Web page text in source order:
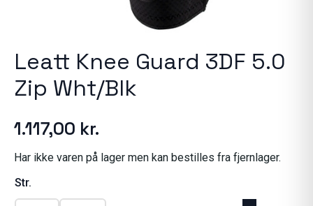
Leatt Knee Guard 3DF 5.0
Zip Wht/Blk
1.117,00 kr.
Har ikke varen på lager men kan bestilles fra fjernlager.
Str.